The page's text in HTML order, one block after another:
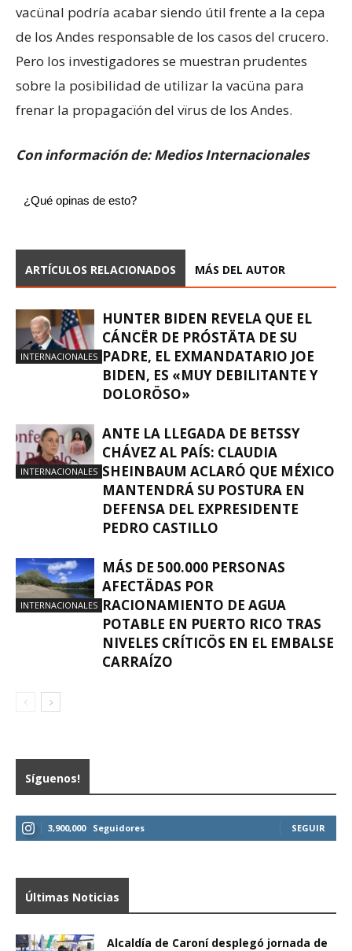
vacünal podría acabar siendo útil frente a la cepa
de los Andes responsable de los casos del crucero.
Pero los investigadores se muestran prudentes
sobre la posibilidad de utilizar la vacüna para
frenar la propagacïón del vïrus de los Andes.
Con información de: Medios Internacionales
¿Qué opinas de esto?
ARTÍCULOS RELACIONADOS MÁS DEL AUTOR
INTERNACIONALES
HUNTER BIDEN REVELA QUE EL
CÁNCËR DE PRÓSTÄTA DE SU
PADRE, EL EXMANDATARIO JOE
BIDEN, ES «MUY DEBILITANTE Y
DOLORÖSO»
INTERNACIONALES
ANTE LA LLEGADA DE BETSSY
CHÁVEZ AL PAÍS: CLAUDIA
SHEINBAUM ACLARÓ QUE MÉXICO
MANTENDRÁ SU POSTURA EN
DEFENSA DEL EXPRESIDENTE
PEDRO CASTILLO
INTERNACIONALES
MÁS DE 500.000 PERSONAS
AFECTÄDAS POR
RACIONAMIENTO DE AGUA
POTABLE EN PUERTO RICO TRAS
NIVELES CRÍTICÖS EN EL EMBALSE
CARRAÍZO
Síguenos!
3,900,000 Seguidores SEGUIR
Últimas Noticias
Alcaldía de Caroní desplegó jornada de